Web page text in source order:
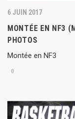
6 JUIN 2017
MONTÉE EN NF3
PHOTOS
Montée en NF3
0